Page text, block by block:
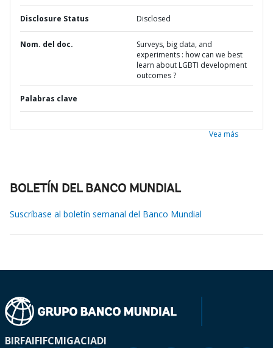
Disclosure Status Disclosed
Nom. del doc.
Surveys, big data, and
experiments : how can we best
learn about LGBTI development
outcomes ?
Palabras clave
Vea más
BOLETÍN DEL BANCO MUNDIAL
Suscríbase al boletín semanal del Banco Mundial
BIRFAIFIFCMIGACIADI